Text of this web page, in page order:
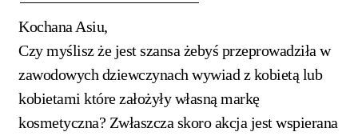
Kochana Asiu,
Czy myślisz że jest szansa żebyś przeprowadziła w
zawodowych dziewczynach wywiad z kobietą lub
kobietami które założyły własną markę
kosmetyczna? Zwłaszcza skoro akcja jest wspierana